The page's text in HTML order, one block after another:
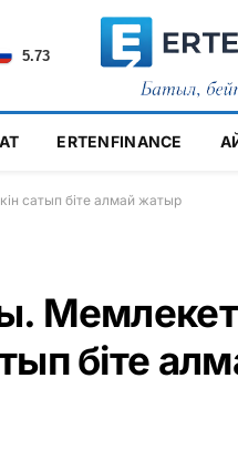
5.73
ERTENFINANCE
сатып біте алмай жатыр
Мемлекет
біте